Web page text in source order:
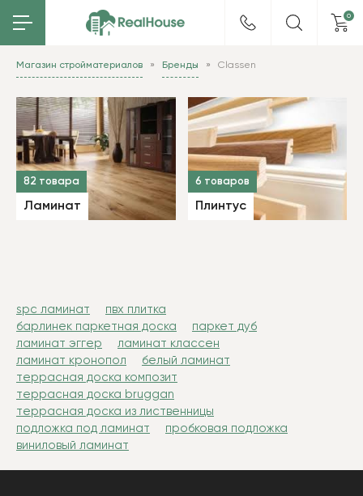
0
Магазин стройматериалов Бренды Classen
82 товара
Ламинат
6 товаров
Плинтус
spc ламинат
пвх плитка
барлинек паркетная доска
паркет дуб
ламинат эггер
ламинат классен
ламинат кронопол
белый ламинат
террасная доска композит
террасная доска bruggan
террасная доска из лиственницы
подложка под ламинат
пробковая подложка
виниловый ламинат